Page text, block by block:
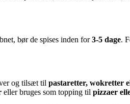
bør de spises inden for3-5 dage.
og tilsæt til pastaretter, wokretter
eller bruges som topping til pizzaer